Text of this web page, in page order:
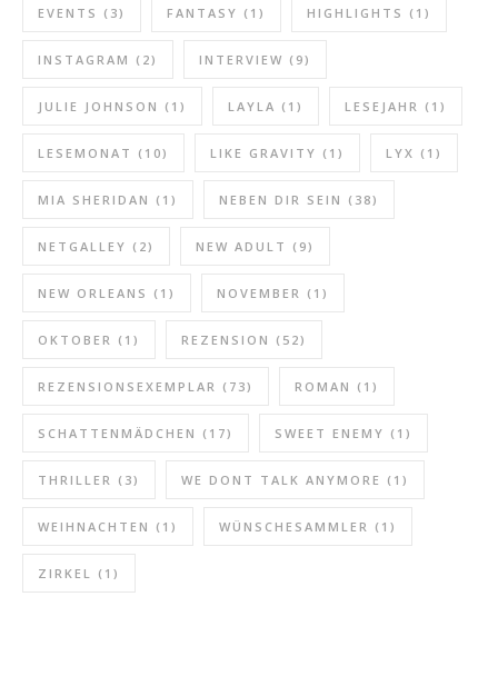
EVENTS (3) FANTASY (1) HIGHLIGHTS (1)
INSTAGRAM (2) INTERVIEW (9)
JULIE JOHNSON (1) LAYLA (1) LESEJAHR (1)
LESEMONAT (10) LIKE GRAVITY (1) LYX (1)
MIA SHERIDAN (1) NEBEN DIR SEIN (38)
NETGALLEY (2) NEW ADULT (9)
NEW ORLEANS (1) NOVEMBER (1)
OKTOBER (1) REZENSION (52)
REZENSIONSEXEMPLAR (73) ROMAN (1)
SCHATTENMÄDCHEN (17) SWEET ENEMY (1)
THRILLER (3) WE DONT TALK ANYMORE (1)
WEIHNACHTEN (1) WÜNSCHESAMMLER (1)
ZIRKEL (1)